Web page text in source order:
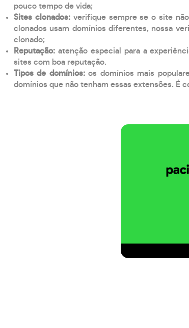
pouco tempo de vida;
Sites clonados: verifique sempre se o site
clonados usam domínios diferentes, nossa
clonado;
Reputação: atenção especial para a
sites com boa reputação.
Tipos de domínios:os domínios mais
domínios que não tenham essas extensões. É